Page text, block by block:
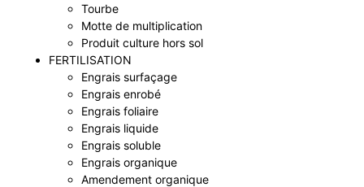
Tourbe
Motte de multiplication
Produit culture hors sol
FERTILISATION
Engrais surfaçage
Engrais enrobé
Engrais foliaire
Engrais liquide
Engrais soluble
Engrais organique
Amendement organique